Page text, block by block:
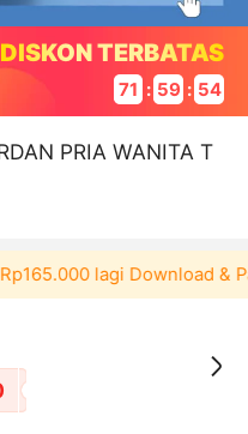
DISKON TERBATAS
71 : 59 : 54
PRIA WANITA T
lagi Download &